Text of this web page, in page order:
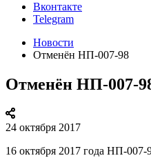
Вконтакте
Telegram
Новости
Отменён НП-007-98
Отменён НП-007-
24 октября 2017
16 октября 2017 года НП-